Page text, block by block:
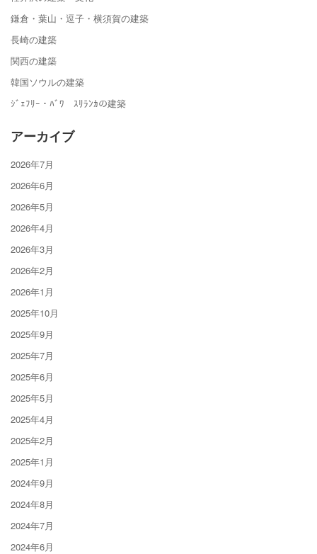
鎌倉・葉山・逗子・横須賀の建築
長崎の建築
関西の建築
韓国ソウルの建築
ｼﾞｪﾌﾘｰ・ﾊﾞﾜ ｽﾘﾗﾝｶの建築
アーカイブ
2026年7月
2026年6月
2026年5月
2026年4月
2026年3月
2026年2月
2026年1月
2025年10月
2025年9月
2025年7月
2025年6月
2025年5月
2025年4月
2025年2月
2025年1月
2024年9月
2024年8月
2024年7月
2024年6月